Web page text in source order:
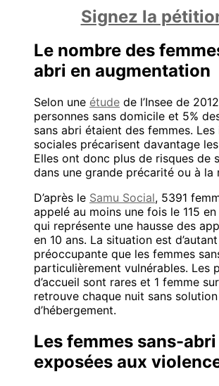
Signez la
Le nombre des
abri en augmentation
Selon une étude de l’Insee de
personnes sans domicile et 5%
sans abri étaient des femmes. Les
sociales précarisent davantage
Elles ont donc plus de risques de
dans une grande précarité ou à la
D’après le Samu Social, 5391
appelé au moins une fois le 115 en
qui représente une hausse des
en 10 ans. La situation est
préoccupante que les femmes
particulièrement vulnérables. Les
d’accueil sont rares et 1 femme
retrouve chaque nuit sans solution
d’hébergement.
Les femmes sans-
exposées aux